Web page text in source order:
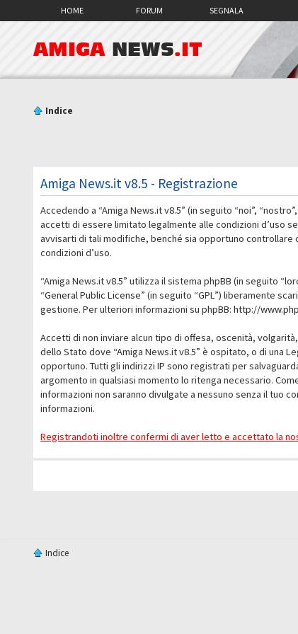
HOME FORUM SEGNALA
AMIGA NEWS.IT
Indice
Amiga News.it v8.5 - Registrazione
Accedendo a “Amiga News.it v8.5” (in seguito “noi”,
accetti di essere limitato legalmente alle condizioni d’uso
avvisarti di tali modifiche, benché sia opportuno controllare
condizioni d’uso.
“Amiga News.it v8.5” utilizza il sistema phpBB (in seguito
“General Public License” (in seguito “GPL”) liberamente
gestione. Per ulteriori informazioni su phpBB:http://
Accetti di non inviare alcun tipo di offesa, oscenità,
dello Stato dove “Amiga News.it v8.5” è ospitato, o di una
opportuno. Tutti gli indirizzi IP sono registrati per
argomento in qualsiasi momento lo ritenga necessario.
informazioni non saranno divulgate a nessuno senza il tuo
informazioni.
Registrandoti inoltre confermi di aver letto e accettato la
Indice